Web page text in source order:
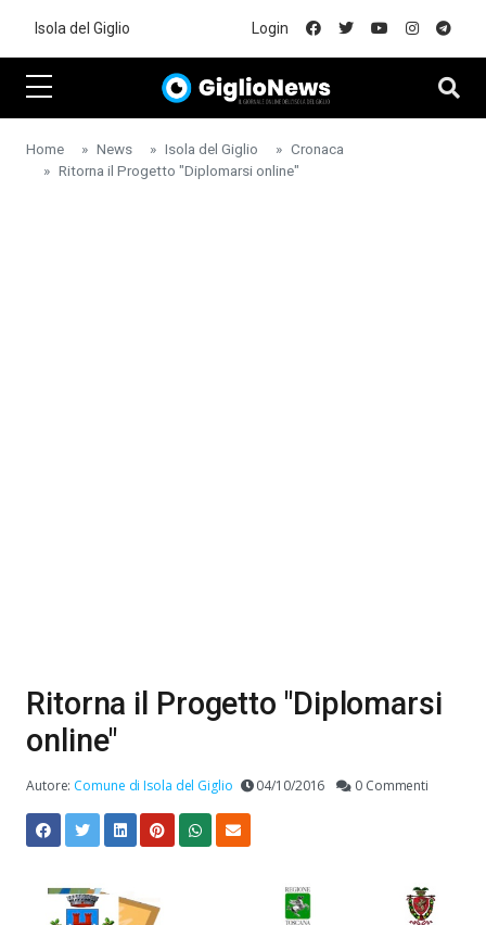
Isola del Giglio Login
Home News Isola del Giglio
Cronaca
Ritorna il Progetto "Diplomarsi online"
Ritorna il Progetto "Diplomarsi
online"
Autore: Comune di Isola del Giglio 04/10/2016 0 Commenti